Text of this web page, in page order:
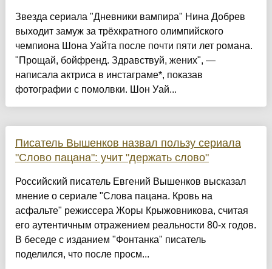
Звезда сериала "Дневники вампира" Нина Добрев
выходит замуж за трёхкратного олимпийского
чемпиона Шона Уайта после почти пяти лет романа.
"Прощай, бойфренд. Здравствуй, жених", —
написала актриса в инстаграме*, показав
фотографии с помолвки. Шон Уай...
Писатель Вышенков назвал пользу сериала
"Слово пацана": учит "держать слово"
Российский писатель Евгений Вышенков высказал
мнение о сериале "Слова пацана. Кровь на
асфальте" режиссера Жоры Крыжовникова, считая
его аутентичным отражением реальности 80-х годов.
В беседе с изданием "Фонтанка" писатель
поделился, что после просм...